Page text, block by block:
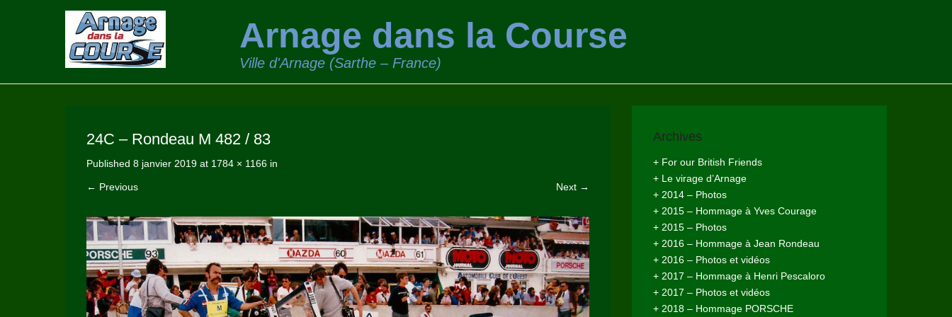
Arnage dans la Course
Ville d'Arnage (Sarthe – France)
24C – Rondeau M 482 / 83
Published 8 janvier 2019 at 1784 × 1166 in
← Previous Next →
Archives
+ For our British Friends
+ Le virage d’Arnage
+ 2014 – Photos
+ 2015 – Hommage à Yves Courage
+ 2015 – Photos
+ 2016 – Hommage à Jean Rondeau
+ 2016 – Photos et vidéos
+ 2017 – Hommage à Henri Pescaloro
+ 2017 – Photos et vidéos
+ 2018 – Hommage PORSCHE